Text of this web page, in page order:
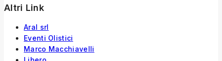
Altri Link
Aral srl
Eventi Olistici
Marco Macchiavelli